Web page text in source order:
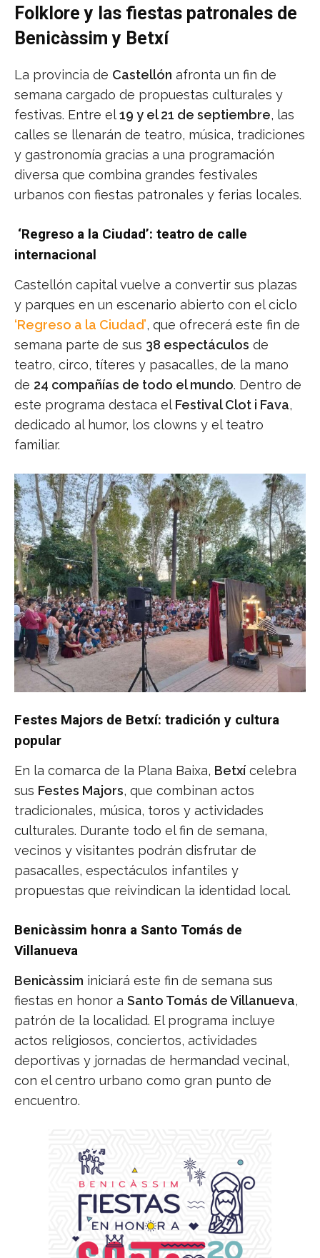
Folklore y las fiestas patronales de
Benicàssim y Betxí
La provincia de Castellón afronta un fin de
semana cargado de propuestas culturales y
festivas. Entre el19 y el 21 de septiembre, las
calles se llenarán de teatro, música, tradiciones
y gastronomía gracias a una programación
diversa que combina grandes festivales
urbanos con fiestas patronales y ferias locales.
‘Regreso a la Ciudad’: teatro de calle
internacional
Castellón capital vuelve a convertir sus plazas
y parques en un escenario abierto con el ciclo
‘Regreso a la Ciudad’, que ofrecerá este fin de
semana parte de sus 38 espectáculos de
teatro, circo, títeres y pasacalles, de la mano
de 24 compañías de todo el mundo. Dentro de
este programa destaca elFestival Clot i Fava,
dedicado al humor, los clowns y el teatro
familiar.
Festes Majors de Betxí: tradición y cultura
popular
En la comarca de la Plana Baixa, Betxí celebra
sus Festes Majors, que combinan actos
tradicionales, música, toros y actividades
culturales. Durante todo el fin de semana,
vecinos y visitantes podrán disfrutar de
pasacalles, espectáculos infantiles y
propuestas que reivindican la identidad local.
Benicàssim honra a Santo Tomás de
Villanueva
Benicàssim iniciará este fin de semana sus
fiestas en honor a Santo Tomás de Villanueva,
patrón de la localidad. El programa incluye
actos religiosos, conciertos, actividades
deportivas y jornadas de hermandad vecinal,
con el centro urbano como gran punto de
encuentro.